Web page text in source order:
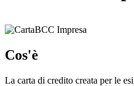
Cos'è
La carta di credito creata per le